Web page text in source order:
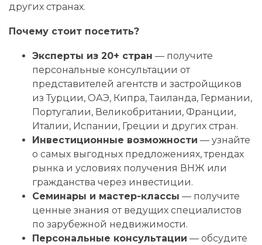
других странах.
Почему стоит посетить?
Эксперты из 20+ стран — получите
персональные консультации от
представителей агентств и застройщиков
из Турции, ОАЭ, Кипра, Таиланда, Германии,
Португалии, Великобритании, Франции,
Италии, Испании, Греции и других стран.
Инвестиционные возможности — узнайте
о самых выгодных предложениях, трендах
рынка и условиях получения ВНЖ или
гражданства через инвестиции.
Семинары и мастер-классы — получите
ценные знания от ведущих специалистов
по зарубежной недвижимости.
Персональные консультации — обсудите